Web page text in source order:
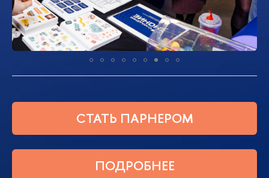
СТАТЬ ПАРНЕРОМ
ПОДРОБНЕЕ